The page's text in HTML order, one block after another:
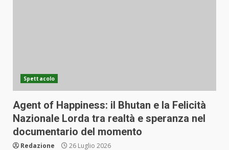
Spettacolo
Agent of Happiness: il Bhutan e la Felicità
Nazionale Lorda tra realtà e speranza nel
documentario del momento
Redazione 26 Luglio 2026